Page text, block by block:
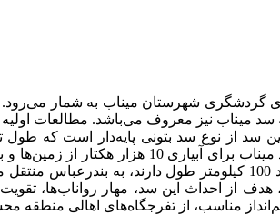
ذخیره‌سازی 270 میلیون مترمکعب آب را
سد توسط دو خط لوله 1400 و 1200 میلی‌متری که هر کدام
از احداث این سد، مهار رواناب‌ها،